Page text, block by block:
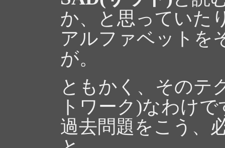
か、と思っていた
アルファベットを
が。
ともかく、そのテ
トワーク)なわけ
過去問題をこう、